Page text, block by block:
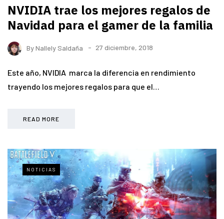
NVIDIA trae los mejores regalos de
Navidad para el gamer de la familia
ByNallely Saldaña 27 diciembre, 2018
Este año, NVIDIA marca la diferencia en rendimiento
trayendo los mejores regalos para que el…
READ MORE
NOTICIAS